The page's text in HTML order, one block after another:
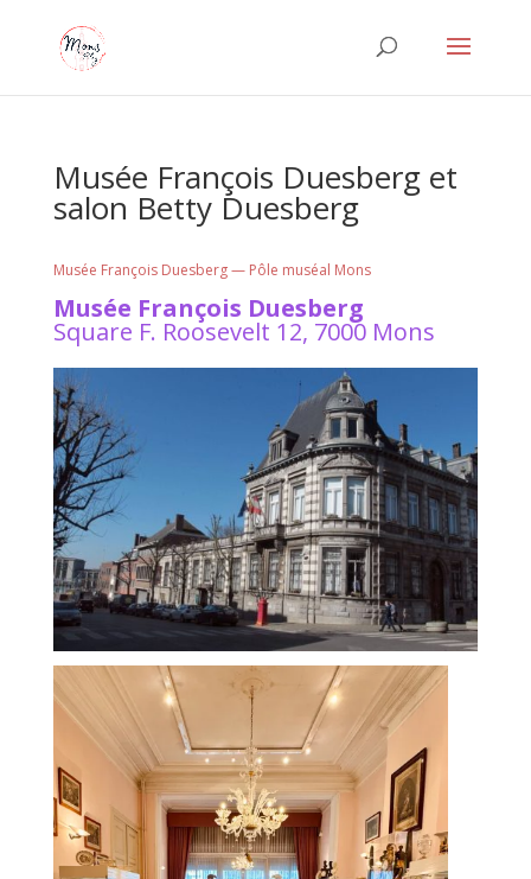
Musée François Duesberg et
salon Betty Duesberg
Musée François Duesberg — Pôle muséal Mons
Musée François Duesberg
Square F. Roosevelt 12, 7000 Mons